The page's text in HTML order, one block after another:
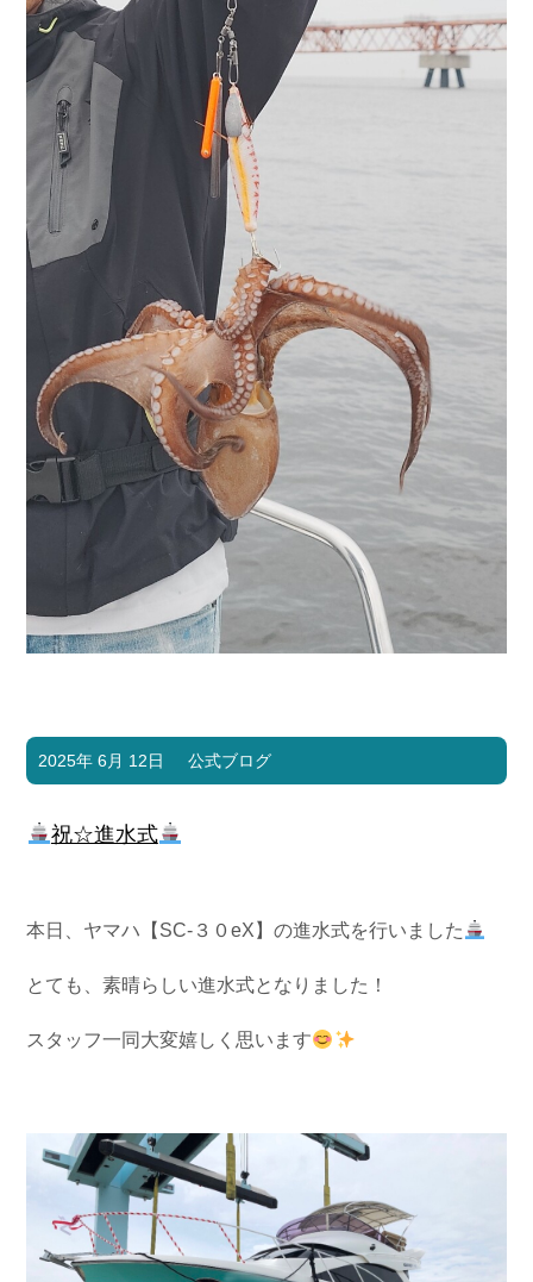
2025年 6月 12日 公式ブログ
祝☆進水式
本日、ヤマハ【SC-３０eX】の進水式を行いました
とても、素晴らしい進水式となりました！
スタッフ一同大変嬉しく思います